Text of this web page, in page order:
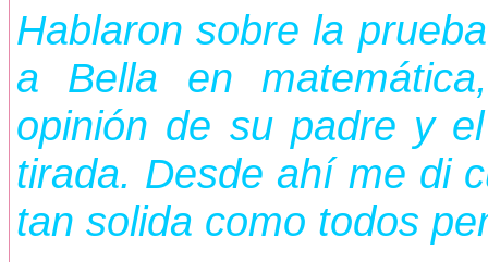
Hablaron sobre la
a Bella en
opinión de su padre y
tirada. Desde ahí me di
tan solida como todos